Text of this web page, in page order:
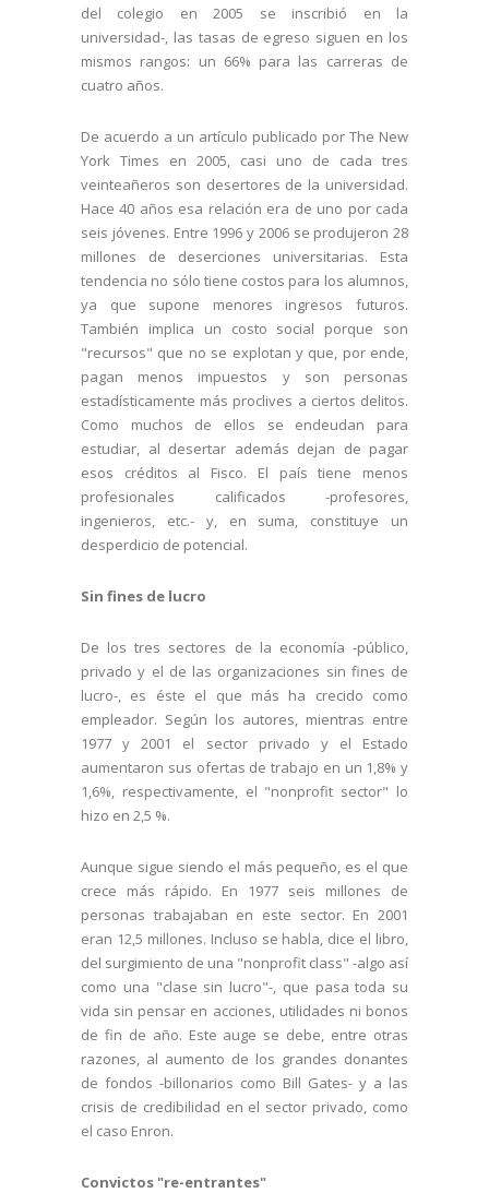
del colegio en 2005 se inscribió en la
universidad-, las tasas de egreso siguen en los
mismos rangos: un 66% para las carreras de
cuatro años.
De acuerdo a un artículo publicado por The New
York Times en 2005, casi uno de cada tres
veinteañeros son desertores de la universidad.
Hace 40 años esa relación era de uno por cada
seis jóvenes. Entre 1996 y 2006 se produjeron 28
millones de deserciones universitarias. Esta
tendencia no sólo tiene costos para los alumnos,
ya que supone menores ingresos futuros.
También implica un costo social porque son
"recursos" que no se explotan y que, por ende,
pagan menos impuestos y son personas
estadísticamente más proclives a ciertos delitos.
Como muchos de ellos se endeudan para
estudiar, al desertar además dejan de pagar
esos créditos al Fisco. El país tiene menos
profesionales calificados -profesores,
ingenieros, etc.- y, en suma, constituye un
desperdicio de potencial.
Sin fines de lucro
De los tres sectores de la economía -público,
privado y el de las organizaciones sin fines de
lucro-, es éste el que más ha crecido como
empleador. Según los autores, mientras entre
1977 y 2001 el sector privado y el Estado
aumentaron sus ofertas de trabajo en un 1,8% y
1,6%, respectivamente, el "nonprofit sector" lo
hizo en 2,5 %.
Aunque sigue siendo el más pequeño, es el que
crece más rápido. En 1977 seis millones de
personas trabajaban en este sector. En 2001
eran 12,5 millones. Incluso se habla, dice el libro,
del surgimiento de una "nonprofit class" -algo así
como una "clase sin lucro"-, que pasa toda su
vida sin pensar en acciones, utilidades ni bonos
de fin de año. Este auge se debe, entre otras
razones, al aumento de los grandes donantes
de fondos -billonarios como Bill Gates- y a las
crisis de credibilidad en el sector privado, como
el caso Enron.
Convictos "re-entrantes"